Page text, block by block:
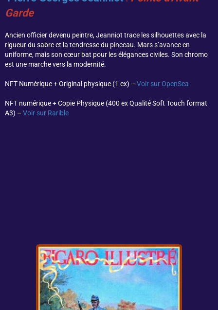
Garde
Ancien officier devenu peintre, Jeanniot trace les silhouettes avec la
rigueur du sabre et la tendresse du pinceau. Mars s’avance en
uniforme, mais son cœur bat pour les élégances civiles. Son chromo
est une marche vers la modernité.
NFT Numérique + Original physique (1 ex) – Voir sur OpenSea
NFT numérique + Copie Physique (400 ex Qualité Soft Touch format
A3) – Voir sur Rarible